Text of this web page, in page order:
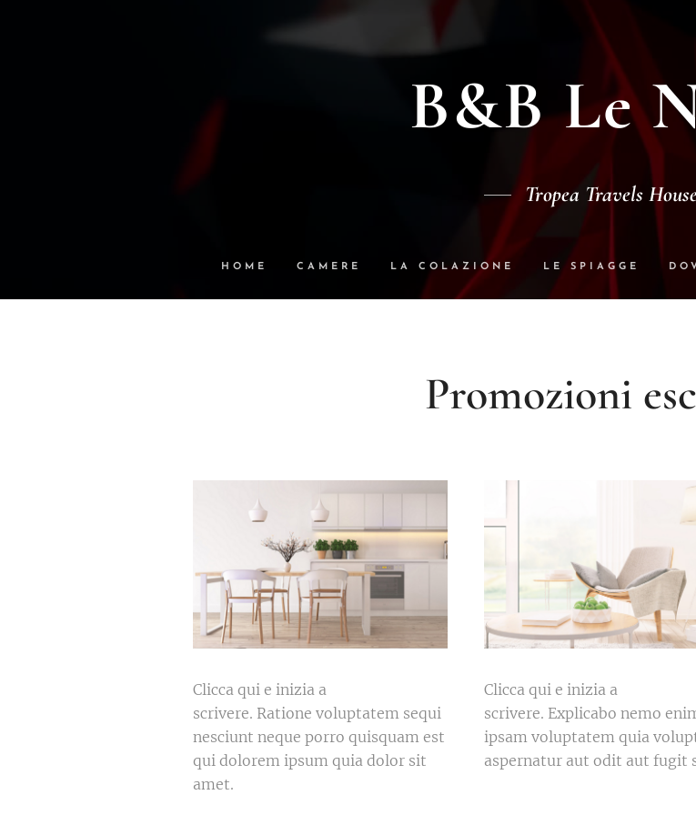
B&B Le
Tropea Travels
HOME CAMERE LA COLAZIONE LE SPIAGGE
Promozioni
Clicca qui e inizia a
scrivere. Ratione voluptatem sequi
nesciunt neque porro quisquam est
qui dolorem ipsum quia dolor sit
amet.
Clicca qui e inizia a
scrivere. Explicabo nemo
ipsam voluptatem quia
aspernatur aut odit aut fugit